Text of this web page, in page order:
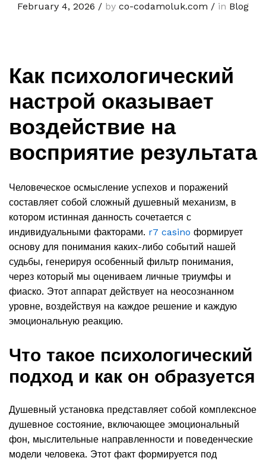
February 4, 2026 / by co-codamoluk.com / in Blog
Как психологический
настрой оказывает
воздействие на
восприятие результата
Человеческое осмысление успехов и поражений
составляет собой сложный душевный механизм, в
котором истинная данность сочетается с
индивидуальными факторами. r7 casino формирует
основу для понимания каких-либо событий нашей
судьбы, генерируя особенный фильтр понимания,
через который мы оцениваем личные триумфы и
фиаско. Этот аппарат действует на неосознанном
уровне, воздействуя на каждое решение и каждую
эмоциональную реакцию.
Что такое психологический
подход и как он образуется
Душевный установка представляет собой комплексное
душевное состояние, включающее эмоциональный
фон, мыслительные направленности и поведенческие
модели человека. Этот факт формируется под